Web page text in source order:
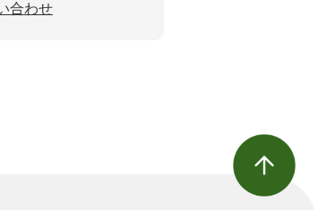
合わせ